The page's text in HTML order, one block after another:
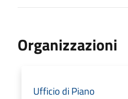
Organizzazioni
Ufficio di Piano